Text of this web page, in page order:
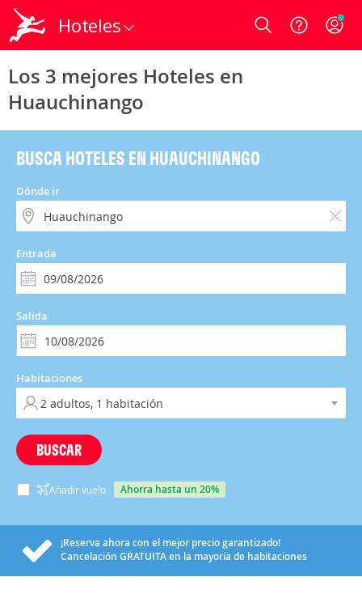
Hoteles Login
Los 3 mejores Hoteles en
Huauchinango
BUSCA HOTELES EN HUAUCHINANGO
Dónde ir
Entrada
Salida
Habitaciones
BUSCAR
Añadir vuelo ahorra hasta un 20%
¡Reserva ahora con el mejor precio garantizado!
Cancelación GRATUITAen la mayoría de habitaciones